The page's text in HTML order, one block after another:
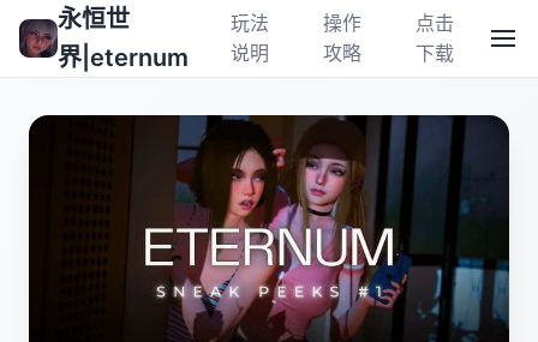
永恒世
界|eternum
玩法
说明
操作
攻略
点击
下载